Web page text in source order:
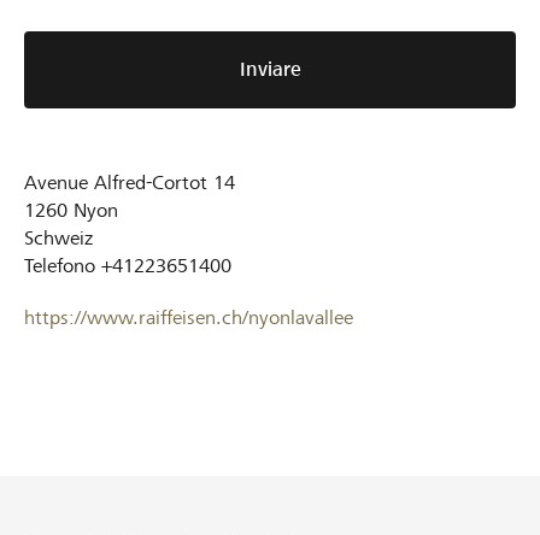
Inviare
Avenue Alfred-Cortot 14
1260 Nyon
Schweiz
Telefono +41223651400
https://www.raiffeisen.ch/nyonlavallee